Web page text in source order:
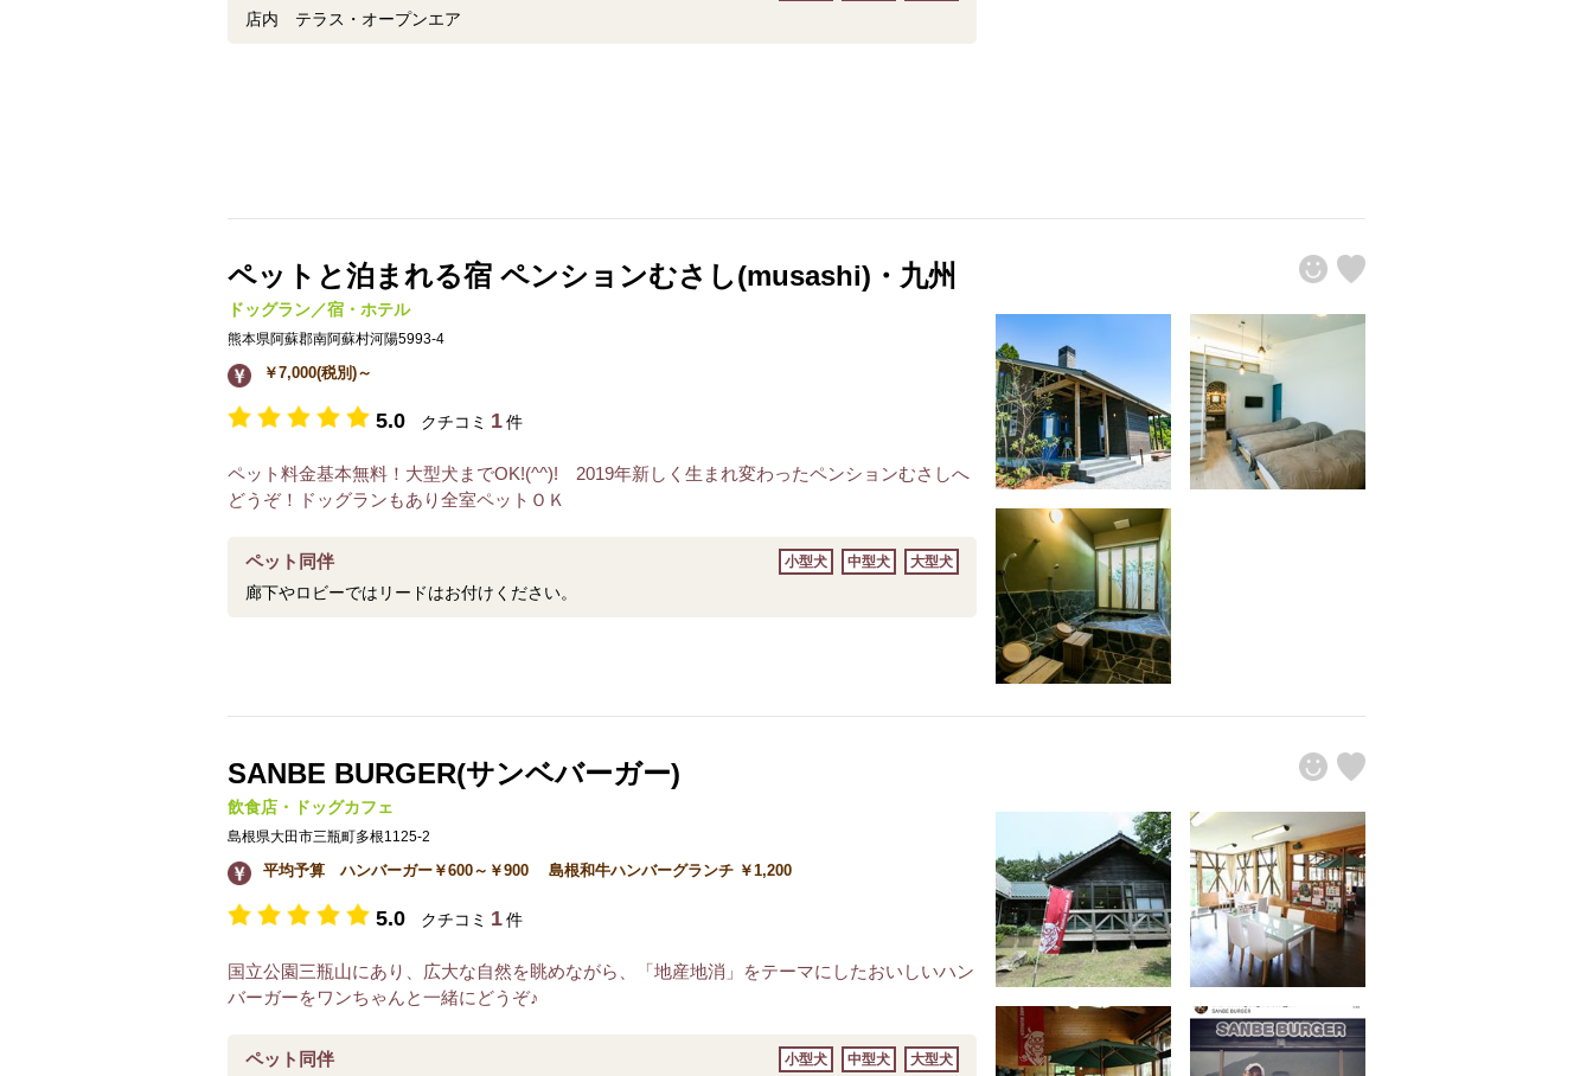
店内 テラス・オープンエア
ペットと泊まれる宿 ペンションむさし(musashi)・九州
ドッグラン／宿・ホテル
熊本県阿蘇郡南阿蘇村河陽5993-4
￥7,000(税別)～
5.0 クチコミ 1件
ペット料金基本無料！大型犬までOK!(^^)! 2019年新しく生まれ変わったペンションむさしへ
どうぞ！ドッグランもあり全室ペットＯＫ
ペット同伴
廊下やロビーではリードはお付けください。
小型犬 中型犬 大型犬
SANBE BURGER(サンベバーガー)
飲食店・ドッグカフェ
島根県大田市三瓶町多根1125-2
平均予算 ハンバーガー￥600～￥900 島根和牛ハンバーグランチ ￥1,200
5.0 クチコミ 1件
国立公園三瓶山にあり、広大な自然を眺めながら、「地産地消」をテーマにしたおいしいハン
バーガーをワンちゃんと一緒にどうぞ♪
ペット同伴 小型犬 中型犬 大型犬